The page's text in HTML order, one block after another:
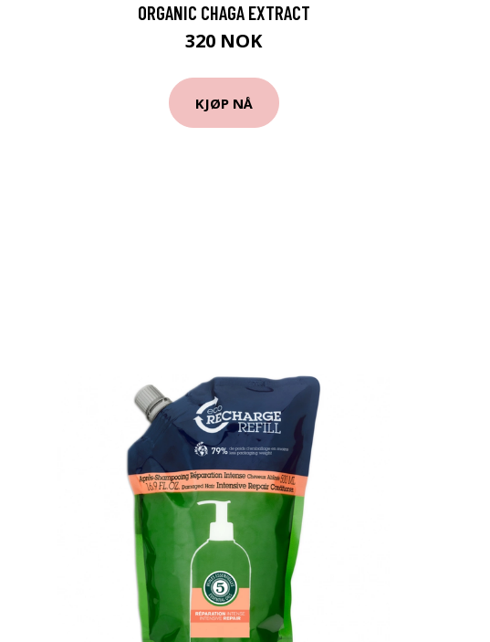
ORGANIC CHAGA EXTRACT
320 NOK
KJØP NÅ